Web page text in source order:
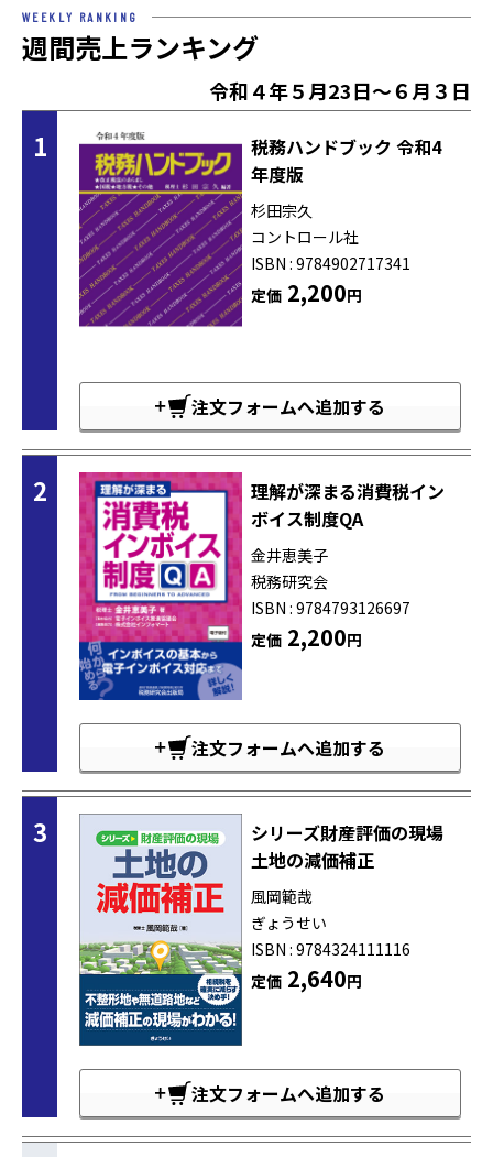
WEEKLY RANKING
週間売上ランキング
令和４年５月23日～６月３日
1
税務ハンドブック 令和4
年度版
杉田宗久
コントロール社
ISBN : 9784902717341
定価2,200円
注文フォームへ追加する
2
理解が深まる消費税イン
ボイス制度QA
金井恵美子
税務研究会
ISBN : 9784793126697
定価2,200円
注文フォームへ追加する
3
シリーズ財産評価の現場
土地の減価補正
風岡範哉
ぎょうせい
ISBN : 9784324111116
定価2,640円
注文フォームへ追加する